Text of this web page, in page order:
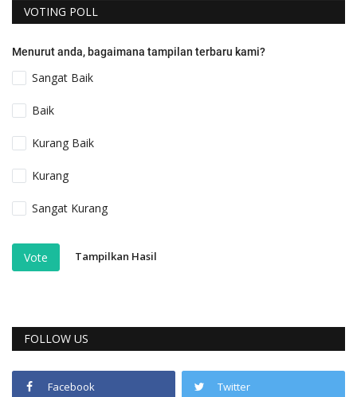
VOTING POLL
Menurut anda, bagaimana tampilan terbaru kami?
Sangat Baik
Baik
Kurang Baik
Kurang
Sangat Kurang
Vote Tampilkan Hasil
FOLLOW US
Facebook Twitter